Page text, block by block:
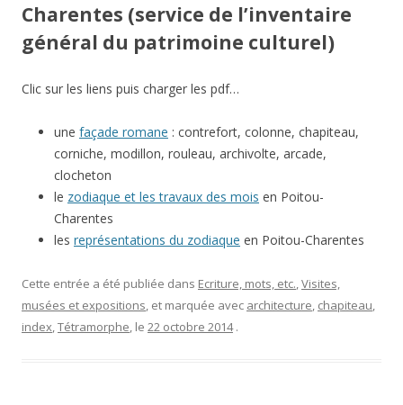
Charentes (service de l’inventaire
général du patrimoine culturel)
Clic sur les liens puis charger les pdf…
une façade romane : contrefort, colonne, chapiteau,
corniche, modillon, rouleau, archivolte, arcade,
clocheton
le zodiaque et les travaux des mois en Poitou-
Charentes
les représentations du zodiaque en Poitou-Charentes
Cette entrée a été publiée dans Ecriture, mots, etc.,Visites,
musées et expositions, et marquée avec architecture, chapiteau,
index,Tétramorphe, le 22 octobre 2014 .